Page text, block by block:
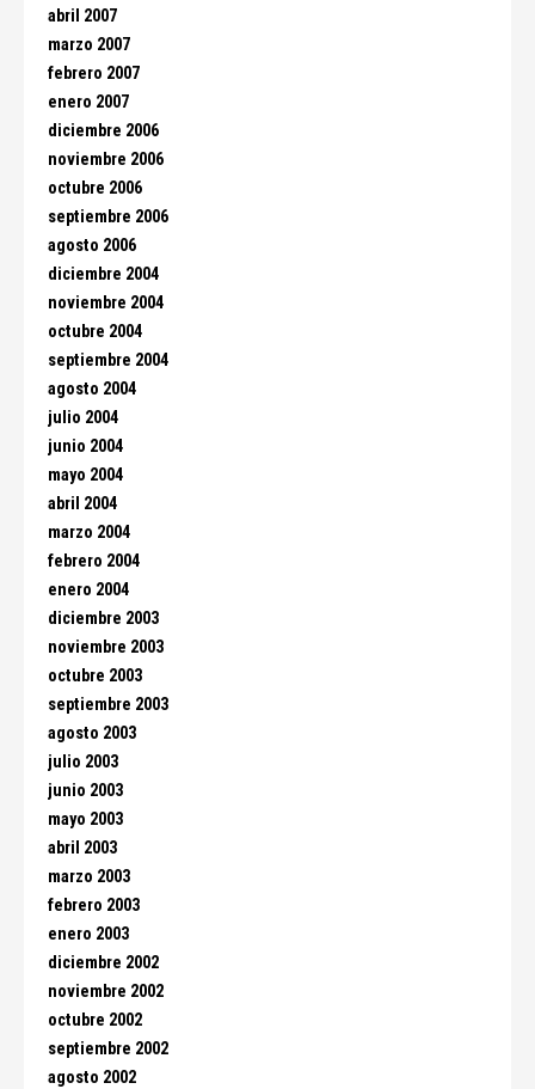
abril 2007
marzo 2007
febrero 2007
enero 2007
diciembre 2006
noviembre 2006
octubre 2006
septiembre 2006
agosto 2006
diciembre 2004
noviembre 2004
octubre 2004
septiembre 2004
agosto 2004
julio 2004
junio 2004
mayo 2004
abril 2004
marzo 2004
febrero 2004
enero 2004
diciembre 2003
noviembre 2003
octubre 2003
septiembre 2003
agosto 2003
julio 2003
junio 2003
mayo 2003
abril 2003
marzo 2003
febrero 2003
enero 2003
diciembre 2002
noviembre 2002
octubre 2002
septiembre 2002
agosto 2002